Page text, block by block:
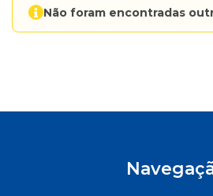
Não foram encontradas